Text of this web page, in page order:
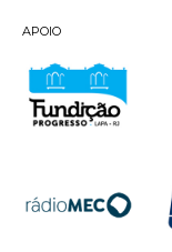
APOIO